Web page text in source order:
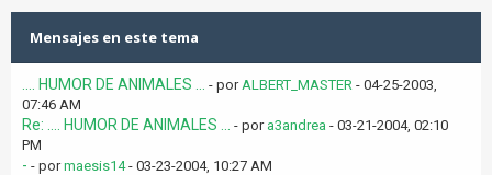
Mensajes en este tema
.... HUMOR DE ANIMALES ... - porALBERT_MASTER - 04-25-2003,
07:46 AM
Re: .... HUMOR DE ANIMALES ... - por a3andrea - 03-21-2004, 02:10
PM
- - pormaesis14- 03-23-2004, 10:27 AM